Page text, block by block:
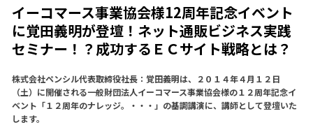
イーコマース事業協会様12周年記念イベント
に覚田義明が登壇！ネット通販ビジネス実践
セミナー！？成功するＥＣサイト戦略とは？
株式会社ペンシル代表取締役社長：覚田義明は、２０１４年４月１２日
（土）に開催される一般財団法人イーコマース事業協会様の１２周年記念イ
ベント「１２周年のナレッジ。・・・」の基調講演に、講師として登壇いた
します。